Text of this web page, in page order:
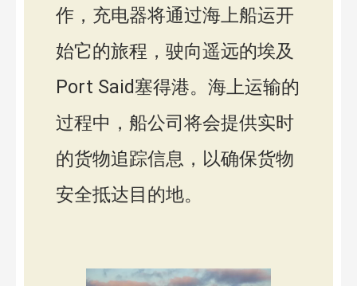
作，充电器将通过海上船运开
始它的旅程，驶向遥远的埃及
Port Said塞得港。海上运输的
过程中，船公司将会提供实时
的货物追踪信息，以确保货物
安全抵达目的地。